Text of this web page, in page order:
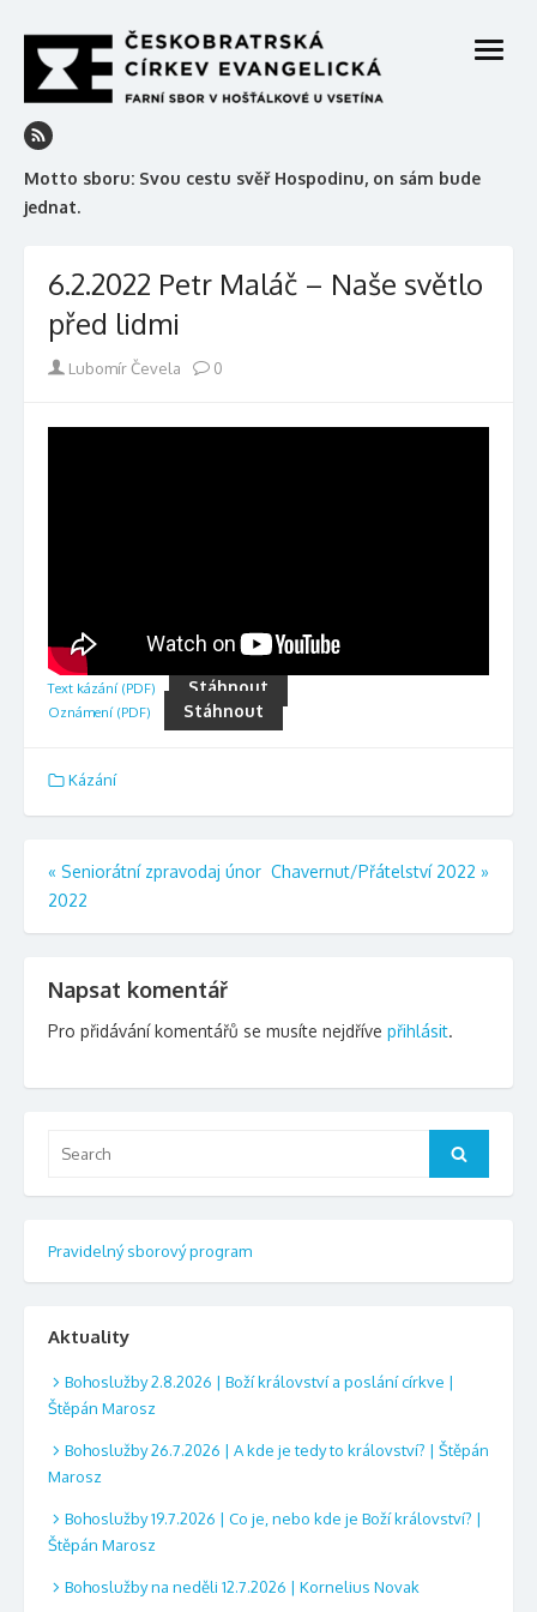
to
content
Motto sboru: Svou cestu svěř Hospodinu, on sám bude
jednat.
open
6.2.2022 Petr Maláč – Naše světlo
před lidmi
Author
Lubomír Čevela 0
Text kázání (PDF) Stáhnout
Oznámení (PDF) Stáhnout
Kázání
Navigace
pro
« Seniorátní zpravodaj únor
2022
Chavernut/Přátelství 2022 »
Napsat komentář
Pro přidávání komentářů se musíte nejdříve přihlásit.
Search
Pravidelný sborový program
Aktuality
Bohoslužby 2.8.2026 | Boží království a poslání církve |
Štěpán Marosz
Bohoslužby 26.7.2026 | A kde je tedy to království? | Štěpán
Marosz
Bohoslužby 19.7.2026 | Co je, nebo kde je Boží království? |
Štěpán Marosz
Bohoslužby na neděli 12.7.2026 | Kornelius Novak